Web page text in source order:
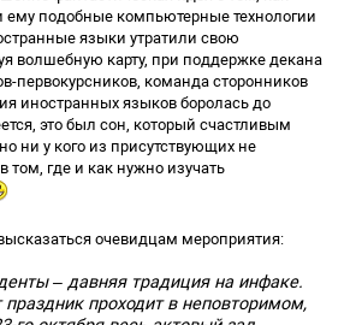
ему подобные компьютерные технологии
языки утратили свою
волшебную карту, при поддержке декана
первокурсников, команда сторонников
иностранных языков боролась до
это был сон, который счастливым
ни у кого из присутствующих не
том, где и как нужно изучать
очевидцам мероприятия:
– давняя традиция на инфаке.
проходит в неповторимом,